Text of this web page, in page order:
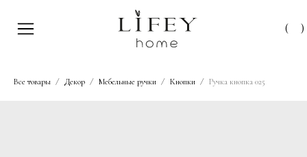
( )
Все товары Декор Мебельные ручки Кнопки Ручка кнопка 025